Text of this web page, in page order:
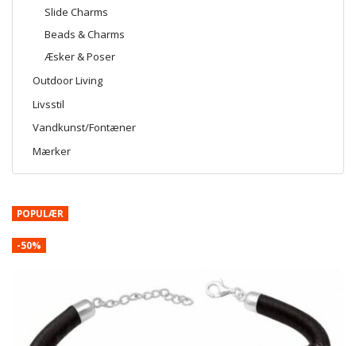
Slide Charms
Beads & Charms
Æsker & Poser
Outdoor Living
Livsstil
Vandkunst/Fontæner
Mærker
POPULÆR
-50%